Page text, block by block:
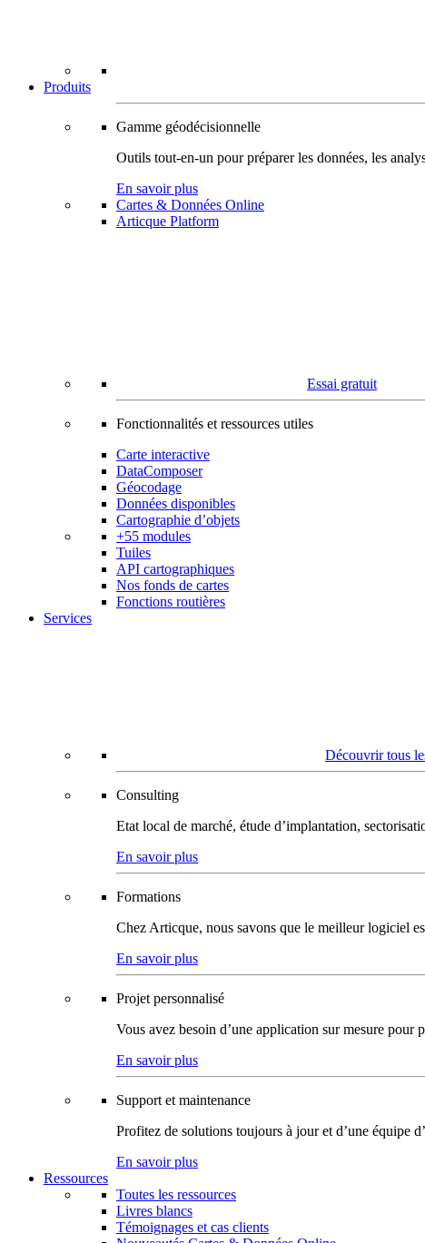
Produits
Gamme géodécisionnelle
Outils tout-en-un pour préparer les données, les
En savoir plus
Cartes & Données Online
Articque Platform
Essai gratuit
Fonctionnalités et ressources utiles
Carte interactive
DataComposer
Géocodage
Données disponibles
Cartographie d’objets
+55 modules
Tuiles
API cartographiques
Nos fonds de cartes
Fonctions routières
Services
Découvrir tous
Consulting
Etat local de marché, étude d’implantation,
En savoir plus
Formations
Chez Articque, nous savons que le meilleur logiciel
En savoir plus
Projet personnalisé
Vous avez besoin d’une application sur mesure
En savoir plus
Support et maintenance
Profitez de solutions toujours à jour et d’une équipe
En savoir plus
Ressources
Toutes les ressources
Livres blancs
Témoignages et cas clients